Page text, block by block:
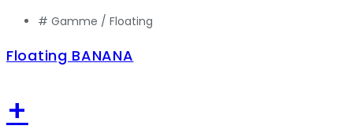
# Gamme / Floating
Floating BANANA
+